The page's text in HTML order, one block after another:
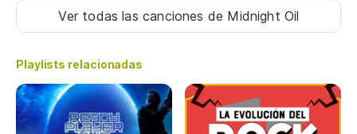
Ver todas las canciones de Midnight Oil
Playlists relacionadas